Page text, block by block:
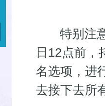
特别注意
日12点前，
名选项，进
去接下去所